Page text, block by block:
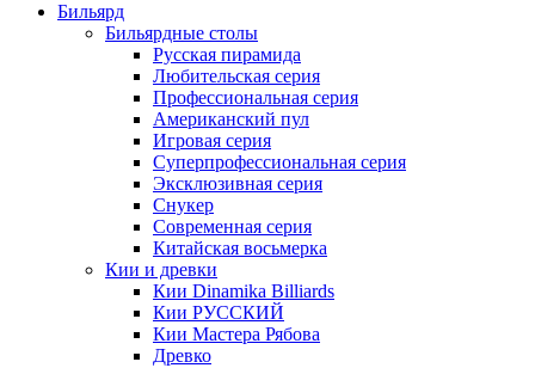
Бильярд
Бильярдные столы
Русская пирамида
Любительская серия
Профессиональная серия
Американский пул
Игровая серия
Суперпрофессиональная серия
Эксклюзивная серия
Снукер
Современная серия
Китайская восьмерка
Кии и древки
Кии Dinamika Billiards
Кии РУССКИЙ
Кии Мастера Рябова
Древко